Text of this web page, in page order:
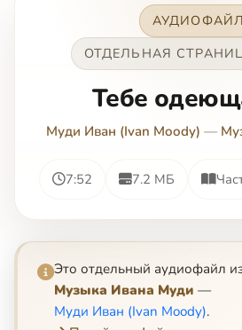
АУДИОФАЙЛ
ОТДЕЛЬНАЯ
Тебе
Муди Иван (Ivan Moody) —
7:52 7.2 МБ
Это отдельный аудиофайл
Музыка Ивана Муди —
Муди Иван (Ivan Moody).